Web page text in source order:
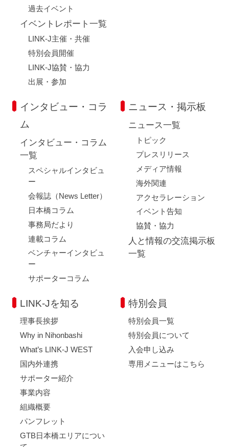
過去イベント
イベントレポート一覧
LINK-J主催・共催
特別会員開催
LINK-J協賛・協力
出展・参加
インタビュー・コラ
ム
インタビュー・コラム
一覧
スペシャルインタビュ
ー
会報誌（News Letter）
日本橋コラム
事務局だより
連載コラム
ベンチャーインタビュ
ー
サポーターコラム
ニュース・掲示板
ニュース一覧
トピック
プレスリリース
メディア情報
海外関連
アクセラレーション
イベント告知
協賛・協力
人と情報の交流掲示板
一覧
LINK-Jを知る
理事長挨拶
Why in Nihonbashi
What’s LINK-J WEST
国内外連携
サポーター紹介
事業内容
組織概要
パンフレット
GTB日本橋エリアについ
特別会員
特別会員一覧
特別会員について
入会申し込み
専用メニューはこちら